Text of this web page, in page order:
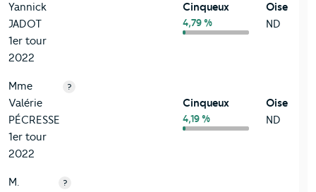
Yannick
JADOT
1er tour
2022
Cinqueux
4,79 %
Oise
ND
Mme
Valérie
PÉCRESSE
1er tour
2022
?
Cinqueux
4,19 %
Oise
ND
M.
?